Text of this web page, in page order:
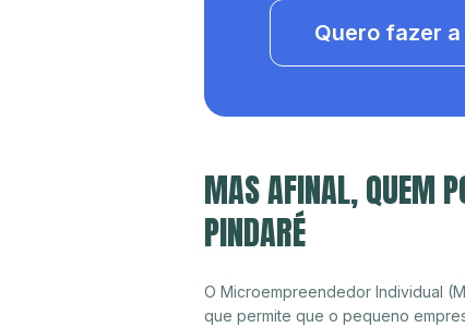
Quero fazer a
MAS AFINAL, QUEM
PINDARÉ
O Microempreendedor Individual
que permite que o pequeno